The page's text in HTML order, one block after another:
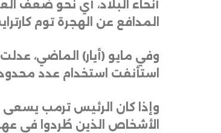
أنحاء البلاد، أي نحو ضعف
المدافع عن الهجرة توم
وفي مايو (أيار) الماضي،
استأنفت استخدام عدد
وإذا كان الرئيس ترمب يسعى
الأشخاص الذين طُردوا في عهد